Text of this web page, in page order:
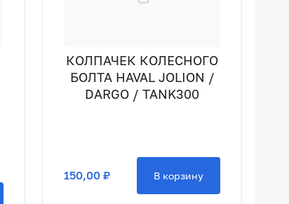
КОЛПАЧЕК КОЛЕСНОГО
БОЛТА HAVAL JOLION /
DARGO / TANK300
150,00 ₽ В корзину